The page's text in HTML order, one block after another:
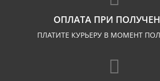
ОПЛАТА ПРИ
ПЛАТИТЕ КУРЬЕРУ В МОМЕНТ